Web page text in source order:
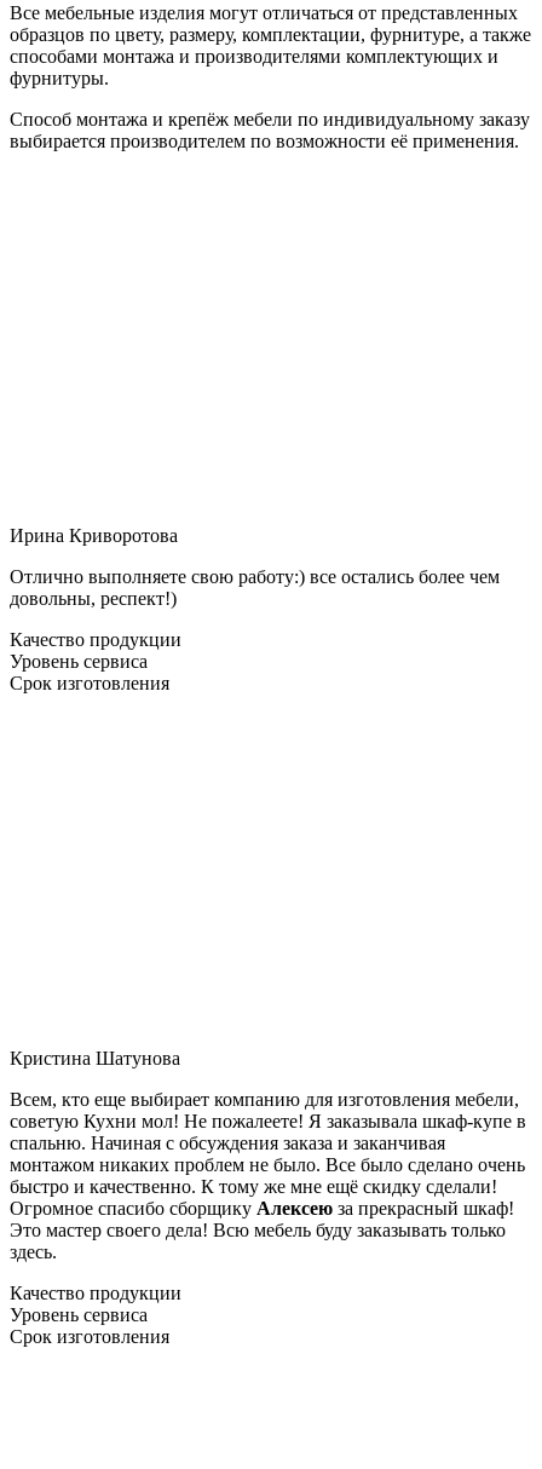
Все мебельные изделия могут отличаться от представленных
образцов по цвету, размеру, комплектации, фурнитуре, а также
способами монтажа и производителями комплектующих и
фурнитуры.
Способ монтажа и крепёж мебели по индивидуальному заказу
выбирается производителем по возможности её применения.
Ирина Криворотова
Отлично выполняете свою работу:) все остались более чем
довольны, респект!)
Качество продукции
Уровень сервиса
Срок изготовления
Кристина Шатунова
Всем, кто еще выбирает компанию для изготовления мебели,
советую Кухни мол! Не пожалеете! Я заказывала шкаф-купе в
спальню. Начиная с обсуждения заказа и заканчивая
монтажом никаких проблем не было. Все было сделано очень
быстро и качественно. К тому же мне ещё скидку сделали!
Огромное спасибо сборщику Алексею за прекрасный шкаф!
Это мастер своего дела! Всю мебель буду заказывать только
здесь.
Качество продукции
Уровень сервиса
Срок изготовления